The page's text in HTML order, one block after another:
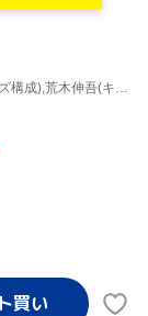
車田正美(原作),黒田洋介(シリーズ構成),荒木伸吾(キャラクターデザイン),(高嶺竜児)森田成一,高嶺菊:田中理恵,剣崎順:置鮎龍太郎,香取石松:草尾毅,志那虎一城:石川英郎